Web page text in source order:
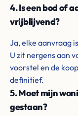
4. Is een bod of
vrijblijvend?
Ja, elke aanvraag
U zit nergens aan
voorstel en de
definitief.
5. Moet mijn
gestaan?